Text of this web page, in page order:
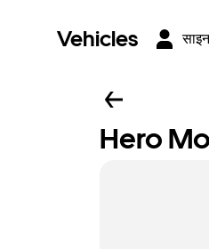
Vehicles
Hero